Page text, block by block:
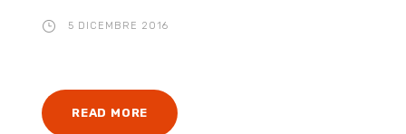
5 DICEMBRE 2016
READ MORE